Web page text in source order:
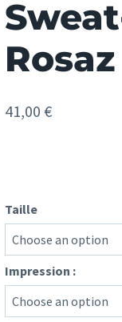
41,00€
Taille
Impression :